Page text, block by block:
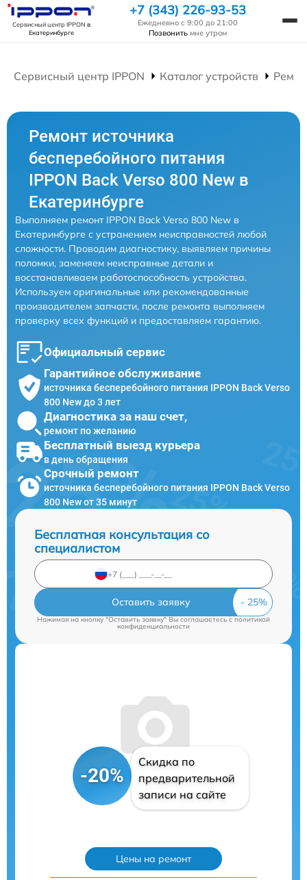
Сервисный центр IPPON в
Екатеринбурге
+7 (343) 226-93-53
Ежедневно с 9:00 до 21:00
Позвонить мне утром
Сервисный центр IPPON Каталог устройств
Ремонт источника
бесперебойного питания
IPPON Back Verso 800 New в
Екатеринбурге
Выполняем ремонт IPPON Back Verso 800 New в
Екатеринбурге с устранением неисправностей любой
сложности. Проводим диагностику, выявляем причины
поломки, заменяем неисправные детали и
восстанавливаем работоспособность устройства.
Используем оригинальные или рекомендованные
производителем запчасти, после ремонта выполняем
проверку всех функций и предоставляем гарантию.
Официальный сервис
Гарантийное обслуживание
источника бесперебойного питания IPPON Back Verso
800 New до 3 лет
Диагностика за наш счет,
ремонт по желанию
Бесплатный выезд курьера
в день обращения
Срочный ремонт
источника бесперебойного питания IPPON Back Verso
800 New от 35 минут
Бесплатная консультация со
специалистом
Оставить заявку
Нажимая на кнопку "Оставить заявку" Вы соглашаетесь cполитикой
конфиденциальности
-20%
Скидка по
предварительной
записи на сайте
Цены на ремонт